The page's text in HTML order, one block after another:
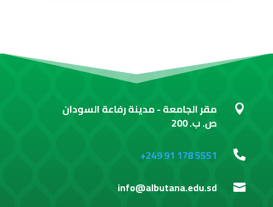
 مقر الجامعة - مدينة رفاعة السودان
ص. ب. 200

+249 91 178 5551

info@albutana.edu.sd